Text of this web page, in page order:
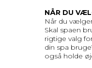
NÅR DU
Når du
Skal spaen
rigtige valg
din spa
også holde